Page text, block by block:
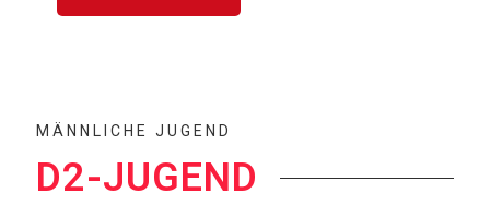
MÄNNLICHE JUGEND
D2-JUGEND